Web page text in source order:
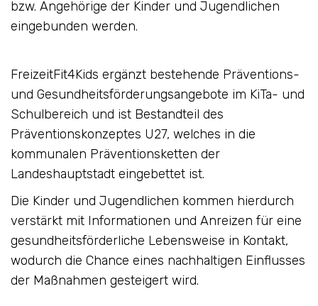
bzw. Angehörige der Kinder und Jugendlichen
eingebunden werden.
FreizeitFit4Kids ergänzt bestehende Präventions-
und Gesundheitsförderungsangebote im KiTa- und
Schulbereich und ist Bestandteil des
Präventionskonzeptes U27, welches in die
kommunalen Präventionsketten der
Landeshauptstadt eingebettet ist.
Die Kinder und Jugendlichen kommen hierdurch
verstärkt mit Informationen und Anreizen für eine
gesundheitsförderliche Lebensweise in Kontakt,
wodurch die Chance eines nachhaltigen Einflusses
der Maßnahmen gesteigert wird.